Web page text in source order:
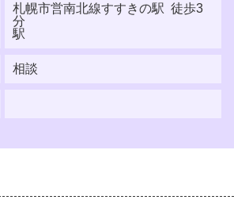
札幌市営南北線すすきの駅 徒歩3
分
駅
相談